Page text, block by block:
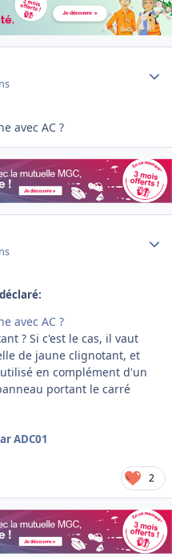
avec AC ?
avec AC ?
? Si c'est le cas, il vaut
de jaune clignotant, et
en complément d'un
portant le carré
ADC01
2